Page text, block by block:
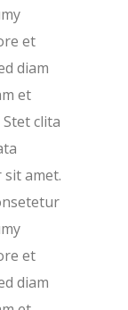
et
diam
et
clita
amet.
et
diam